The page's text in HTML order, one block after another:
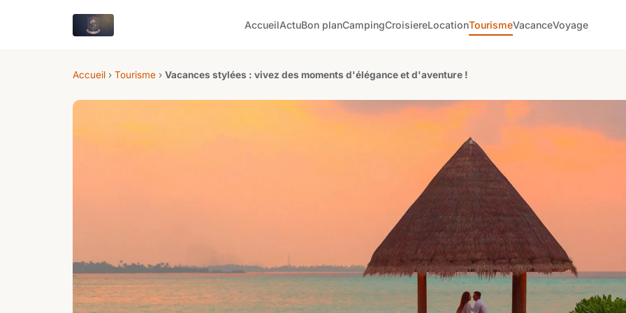
AccueilActuBon planCampingCroisiereLocationTourismeVacanceVoyage
Accueil › Tourisme › Vacances stylées : vivez des moments d'élégance et d'aventure !